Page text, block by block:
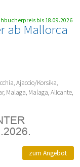
ab Mallorca
Ajaccio/Korsika,
Malaga, Malaga, Alicante,
bis 18.09.2026
zum Angebot